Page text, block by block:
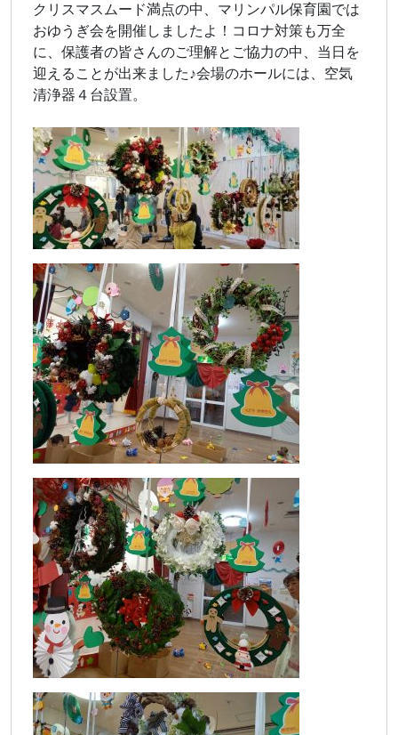
クリスマスムード満点の中、マリンパル保育園では
おゆうぎ会を開催しましたよ！コロナ対策も万全
に、保護者の皆さんのご理解とご協力の中、当日を
迎えることが出来ました♪会場のホールには、空気
清浄器４台設置。